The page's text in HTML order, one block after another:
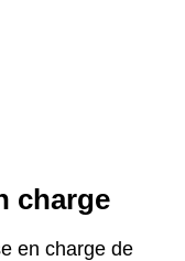
charge
en charge de